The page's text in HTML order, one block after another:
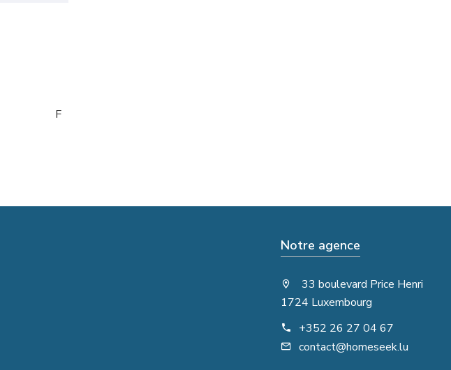
F
Notre agence
33 boulevard Price Henri
1724 Luxembourg
+352 26 27 04 67
contact@homeseek.lu